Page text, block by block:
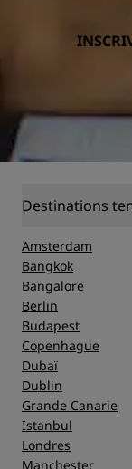
Destinations
Amsterdam
Bangkok
Bangalore
Berlin
Budapest
Copenhague
Dubaï
Dublin
Grande Canarie
Istanbul
Londres
Manchester